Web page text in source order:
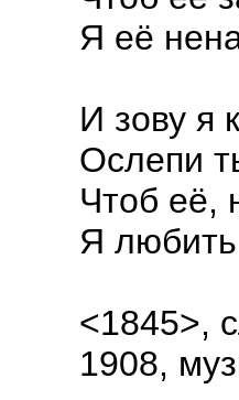
Я её
И зову я
Ослепи
Чтоб её,
Я
<1845>,
1908,